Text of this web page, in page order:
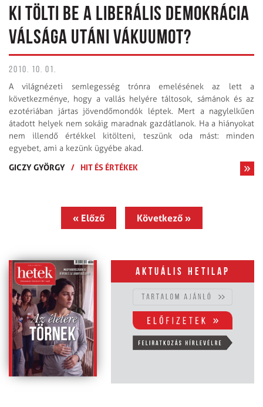
KI TÖLTI BE A LIBERÁLIS DEMOKRÁCIA
VÁLSÁGA UTÁNI VÁKUUMOT?
2010. 10. 01.
A világnézeti semlegesség trónra emelésének az lett a
következménye, hogy a vallás helyére táltosok, sámánok és az
ezotériában jártas jövendőmondók léptek. Mert a nagylelkűen
átadott helyek nem sokáig maradnak gazdátlanok. Ha a hiányokat
nem illendő értékkel kitölteni, teszünk oda mást: minden
egyebet, ami a kezünk ügyébe akad.
GICZY GYÖRGY / HIT ÉS ÉRTÉKEK
« Előző Következő »
Aktuális hetilap